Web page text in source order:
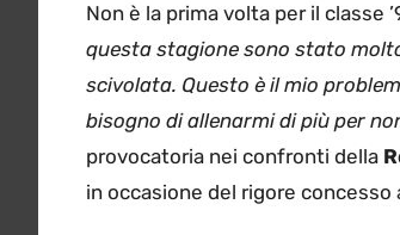
Non è la prima volta per il classe
questa stagione sono stato
scivolata. Questo è il mio
bisogno di allenarmi di più per
provocatoria nei confronti della
in occasione del rigore concesso